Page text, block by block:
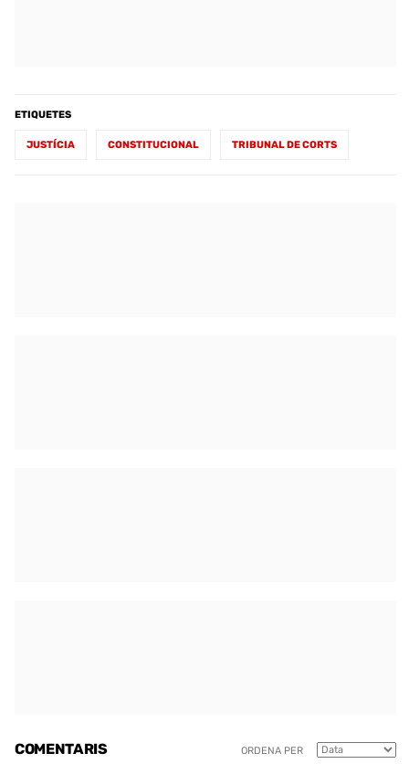
ETIQUETES
JUSTÍCIA CONSTITUCIONAL TRIBUNAL DE CORTS
COMENTARIS ORDENA PER